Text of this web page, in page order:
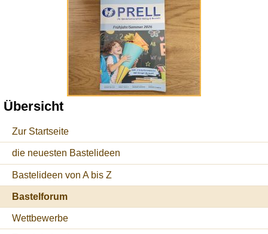
Übersicht
Zur Startseite
die neuesten Bastelideen
Bastelideen von A bis Z
Bastelforum
Wettbewerbe